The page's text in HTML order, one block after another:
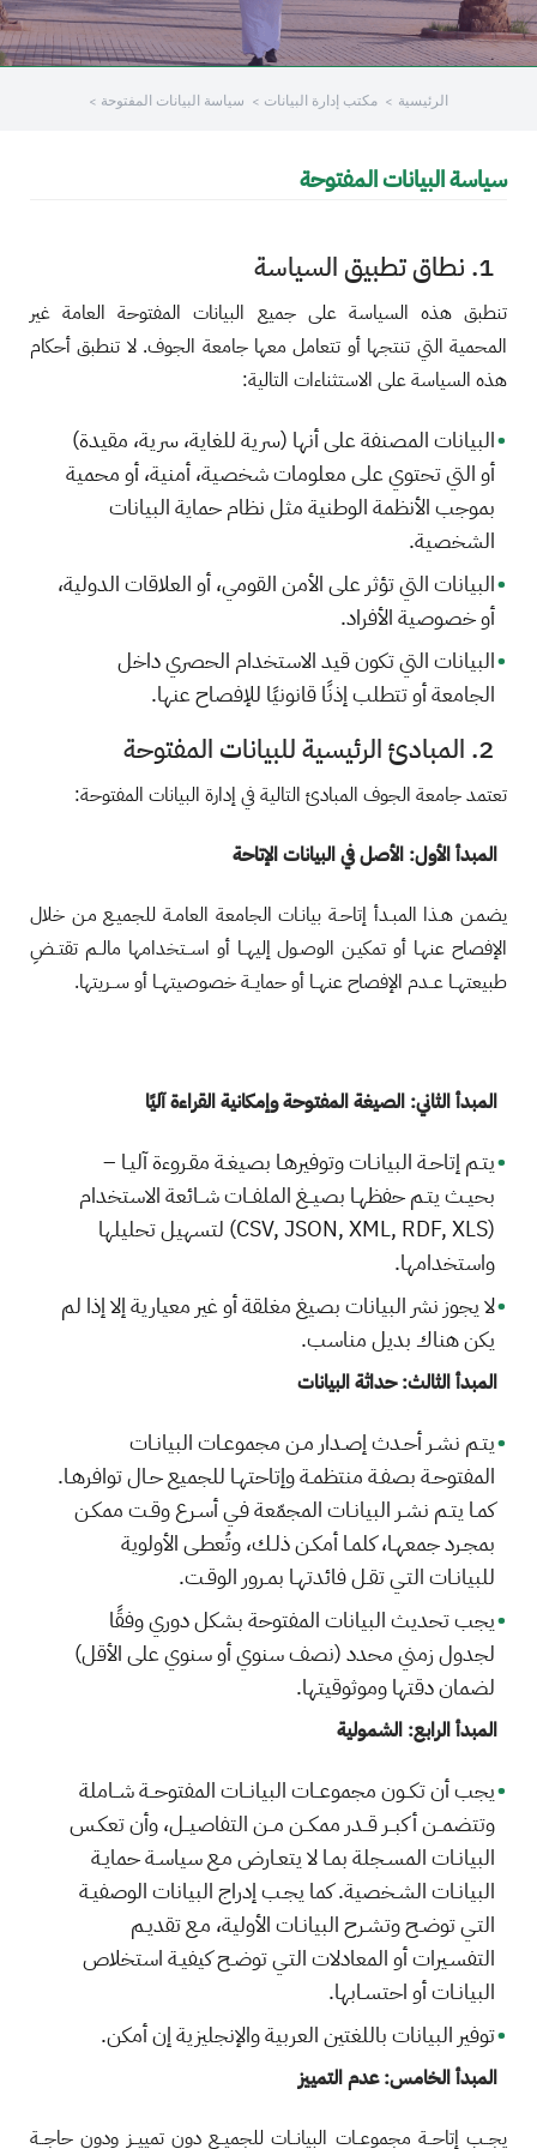
+
/".
screen
you
navigate
content.
الرئيسية مكتب إدارة البيانات سياسة البيانات المفتوحة
سياسة البيانات المفتوحة
1. نطاق تطبيق السياسة
تنطبق هذه السياسة على جميع البيانات المفتوحة العامة غير
المحمية التي تنتجها أو تتعامل معها جامعة الجوف. لا تنطبق أحكام
هذه السياسة على الاستثناءات التالية:
البيانات المصنفة على أنها (سرية للغاية، سرية، مقيدة)
أو التي تحتوي على معلومات شخصية، أمنية، أو محمية
بموجب الأنظمة الوطنية مثل نظام حماية البيانات
الشخصية.
البيانات التي تؤثر على الأمن القومي، أو العلاقات الدولية،
أو خصوصية الأفراد.
البيانات التي تكون قيد الاستخدام الحصري داخل
الجامعة أو تتطلب إذنًا قانونيًا للإفصاح عنها.
2. المبادئ الرئيسية للبيانات المفتوحة
تعتمد جامعة الجوف المبادئ التالية في إدارة البيانات المفتوحة:
المبدأ الأول: الأصل في البيانات الإتاحة
يضمـن هـذا المبـدأ إتاحـة بيانـات الجامعة العامـة للجميـع مـن خلال
الإفصاح عنهـا أو تمكيـن الوصـول إليهــا أو اســتخدامها مالــم تقتــضِ
طبيعتهــا عــدم الإفصاح عنهــا أو حمايــة خصوصيتهــا أو ســريتها.
المبدأ الثاني: الصيغة المفتوحة وإمكانية القراءة آليًا
يتـم إتاحـة البيانـات وتوفيرهـا بصيغـة مقـروءة آليـا –
بحيـث يتـم حفظهـا بصيــغ الملفــات شــائعة الاستخدام
(CSV, JSON, XML, RDF, XLS) لتسهيل تحليلها
واستخدامها.
لا يجوز نشر البيانات بصيغ مغلقة أو غير معيارية إلا إذا لم
يكن هناك بديل مناسب.
المبدأ الثالث: حداثة البيانات
يتـم نشـر أحـدث إصـدار مـن مجموعـات البيانـات
المفتوحـة بصفـة منتظمـة وإتاحتهـا للجميع حـال توافرهـا.
كمـا يتـم نشـر البيانـات المجمّعة فـي أسـرع وقـت ممكـن
بمجـرد جمعهـا، كلمـا أمكـن ذلـك، وتُعطـى الأولوية
للبيانـات التـي تقـل فائدتهـا بمـرور الوقـت.
يجب تحديث البيانات المفتوحة بشكل دوري وفقًا
لجدول زمني محدد (نصف سنوي أو سنوي على الأقل)
لضمان دقتها وموثوقيتها.
المبدأ الرابع: الشمولية
يجب أن تكــون مجموعــات البيانــات المفتوحــة شــاملة
وتتضمــن أكبــر قــدر ممكــن مــن التفاصيــل، وأن تعكـس
البيانـات المسـجلة بمـا لا يتعـارض مـع سياسـة حمايـة
البيانـات الشـخصية. كما يجـب إدراج البيانات الوصفيـة
التـي توضـح وتشـرح البيانـات الأولية، مـع تقديـم
التفسـيرات أو المعادلات التـي توضـح كيفيـة استخلاص
البيانـات أو احتسـابها.
توفير البيانات باللغتين العربية والإنجليزية إن أمكن.
المبدأ الخامس: عدم التمييز
يجــب إتاحــة مجموعــات البيانــات للجميــع دون تمييــز ودون حاجــة